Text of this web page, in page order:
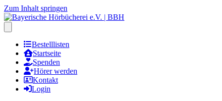
Zum Inhalt springen
Bestelllisten
Startseite
Spenden
Hörer werden
Kontakt
Login